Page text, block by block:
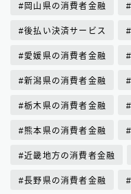
岡山県の消費者金融
後払い決済サービス
愛媛県の消費者金融
新潟県の消費者金融
栃木県の消費者金融
熊本県の消費者金融
近畿地方の消費者金融
長野県の消費者金融